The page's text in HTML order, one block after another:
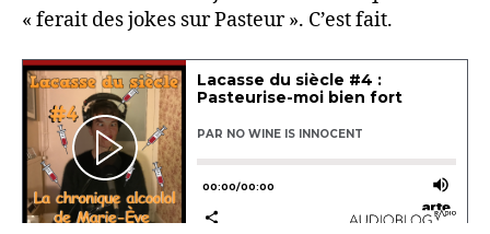
fort
« ferait des jokes sur Pasteur ». C’est fait.